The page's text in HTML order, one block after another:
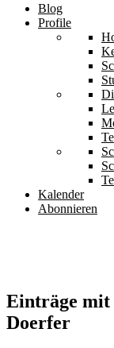
Blog
Profile
Kalender
Abonnieren
Einträge mit
Doerfer